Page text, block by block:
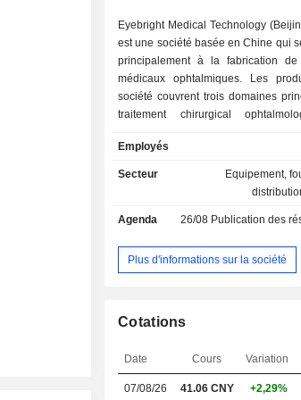
Eyebright Medical Technology
est une société basée en Chine qui
principalement à la fabrication de
médicaux ophtalmiques. Les
société couvrent trois domaines
traitement chirurgical
les soins de santé visuelle.
destinés au traitement chirurgical
principalement des gammes
fonctionnelles, telles que Proming
myopie comprennent principalement
de remodelage cornéen de la
défocalisation et des lentilles de
vue comprennent principalement
de contact transparentes et des
Employés
Secteur
Equipement,
Agenda 26/08 Publication des résultats
Plus d'informations sur la société
Cotations
Date Cours Variation
07/08/26 41.06 CNY +2,29%